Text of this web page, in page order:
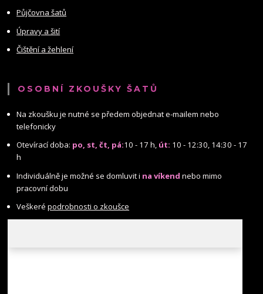
Půjčovna šatů
Úpravy a šití
Čištění a žehlení
OSOBNÍ ZKOUŠKY ŠATŮ
Na zkoušku je nutné se předem objednat e-mailem nebo
telefonicky
Otevírací doba: po, st, čt, pá:10 - 17 h, út: 10 - 12:30, 14:30 - 17
h
Individuálně je možné se domluvit i na víkend nebo mimo
pracovní dobu
Veškerépodrobnosti o zkoušce